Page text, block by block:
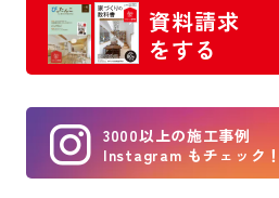
資料請求
をする
3000以上の施工事例
Instagram もチェック！